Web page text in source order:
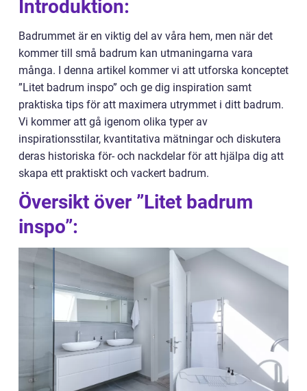
Introduktion:
Badrummet är en viktig del av våra hem, men när det
kommer till små badrum kan utmaningarna vara
många. I denna artikel kommer vi att utforska konceptet
”Litet badrum inspo” och ge dig inspiration samt
praktiska tips för att maximera utrymmet i ditt badrum.
Vi kommer att gå igenom olika typer av
inspirationsstilar, kvantitativa mätningar och diskutera
deras historiska för- och nackdelar för att hjälpa dig att
skapa ett praktiskt och vackert badrum.
Översikt över ”Litet badrum
inspo”: